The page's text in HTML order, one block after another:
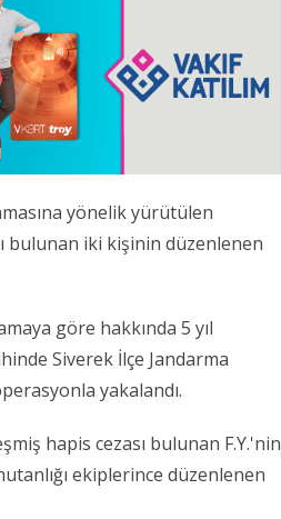
yönelik yürütülen
bulunan iki kişinin düzenlenen
göre hakkında 5 yıl
Siverek İlçe Jandarma
yakalandı.
hapis cezası bulunan F.Y.'nin
ekiplerince düzenlenen